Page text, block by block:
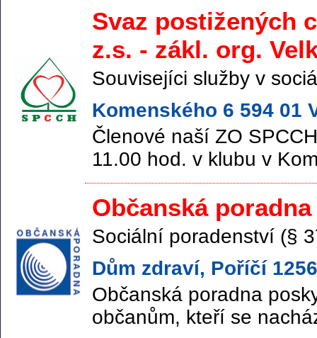
Svaz postižených
z.s. - zákl. org.
Souvisejíci služby v
Komenského 6 594 01
Členové naší ZO
11.00 hod. v klubu v
Občanská
Sociální poradenství (§
Dům zdraví, Poříčí
Občanská poradna
občanům, kteří se